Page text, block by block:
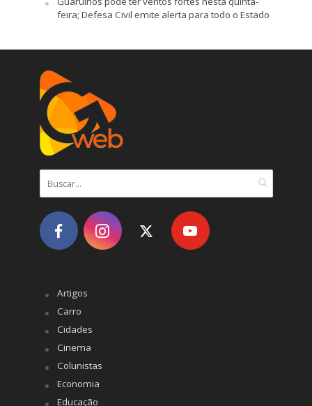
feira; Defesa Civil emite alerta para todo o Estado
Artigos
Carro
Cidades
Cinema
Colunistas
Economia
Educação